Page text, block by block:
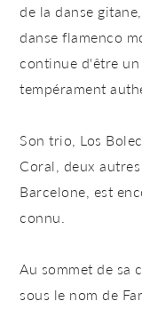
de la danse
danse flamenco
continue d'être
tempérament
Son trio, Los
Coral, deux
Barcelone, est
connu.
Au sommet de sa
sous le nom de